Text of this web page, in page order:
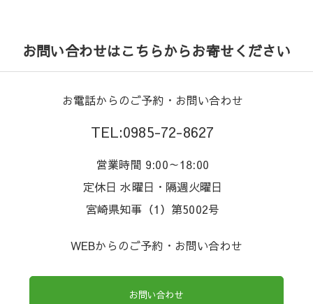
お問い合わせはこちらからお寄せください
お電話からのご予約・お問い合わせ
TEL:0985-72-8627
営業時間 9:00～18:00
定休日 水曜日・隔週火曜日
宮崎県知事（1）第5002号
WEBからのご予約・お問い合わせ
お問い合わせ